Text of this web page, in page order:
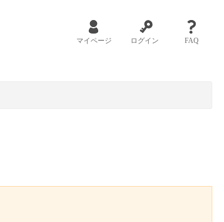
マイページ ログイン FAQ